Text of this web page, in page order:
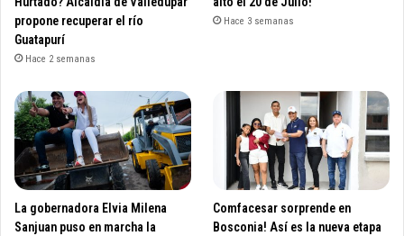
propone recuperar el río
Guatapurí
Hace 2 semanas
Hace 3 semanas
La gobernadora Elvia Milena
Sanjuan puso en marcha la
Comfacesar sorprende en
Bosconia! Así es la nueva etapa